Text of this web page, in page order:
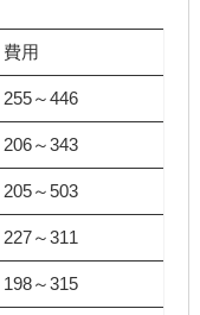
費用
255～446
206～343
205～503
227～311
198～315